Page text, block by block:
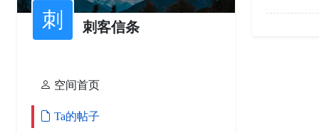
刺 刺客信条
空间首页
Ta的帖子